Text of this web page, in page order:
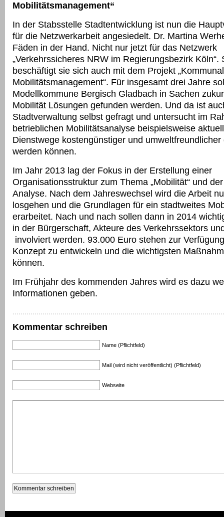
Mobilitätsmanagement“
In der Stabsstelle Stadtentwicklung ist nun die
für die Netzwerkarbeit angesiedelt. Dr. Martina
Fäden in der Hand. Nicht nur jetzt für das Netzwerk
„Verkehrssicheres NRW im Regierungsbezirk Köln“.
beschäftigt sie sich auch mit dem Projekt
Mobilitätsmanagement“. Für insgesamt drei Jahre
Modellkommune Bergisch Gladbach in Sachen
Mobilität Lösungen gefunden werden. Und da ist
Stadtverwaltung selbst gefragt und untersucht im
betrieblichen Mobilitätsanalyse beispielsweise
Dienstwege kostengünstiger und umweltfreundlicher
werden können.
Im Jahr 2013 lag der Fokus in der Erstellung einer
Organisationsstruktur zum Thema „Mobilität“ und
Analyse. Nach dem Jahreswechsel wird die Arbeit
losgehen und die Grundlagen für ein stadtweites
erarbeitet. Nach und nach sollen dann in 2014
in der Bürgerschaft, Akteure des Verkehrssektors
involviert werden. 93.000 Euro stehen zur
Konzept zu entwickeln und die wichtigsten
können.
Im Frühjahr des kommenden Jahres wird es dazu
Informationen geben.
Kommentar schreiben
Name (Pflichtfeld)
Mail (wird nicht veröffentlicht) (Pflichtfeld)
Webseite